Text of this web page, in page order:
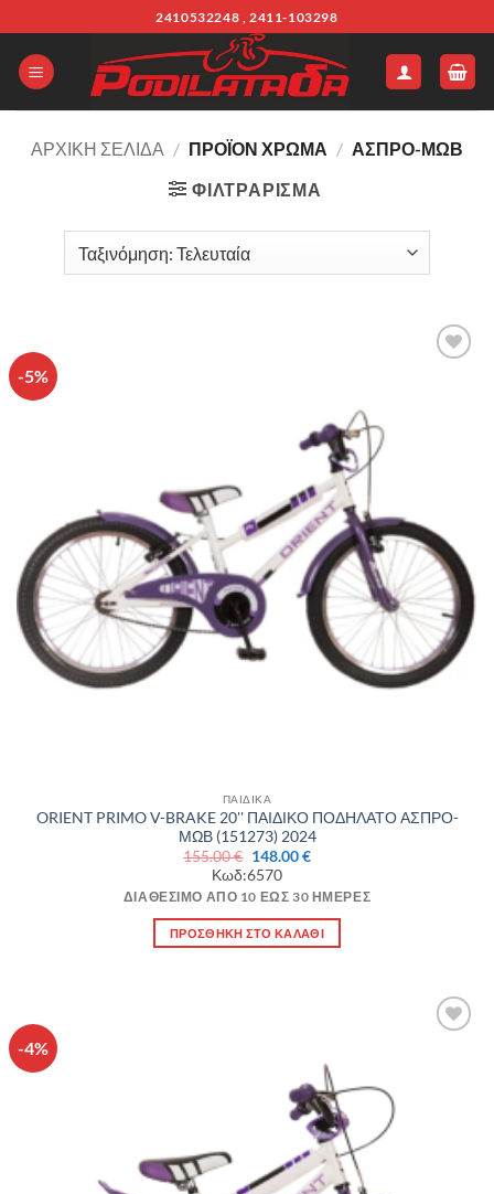
στο
περιεχόμενο
2410532248 , 2411-103298
ΑΡΧΙΚΉ ΣΕΛΊΔΑ / ΠΡΟΪΌΝ ΧΡΩΜΑ / ΑΣΠΡΟ-ΜΩΒ
ΦΙΛΤΡΆΡΙΣΜΑ
-5%
ΠΑΙΔΙΚΑ
ORIENT PRIMO V-BRAKE 20'' ΠΑΙΔΙΚΟ ΠΟΔΗΛΑΤΟ ΑΣΠΡΟ-
ΜΩΒ (151273) 2024
155.00€ Original
price
was:
155.00 €.
148.00€Η
είναι:
Κωδ:6570
ΔΙΑΘΈΣΙΜΟ ΑΠΌ 10 ΈΩΣ 30 ΗΜΈΡΕΣ
ΠΡΟΣΘΉΚΗ ΣΤΟ ΚΑΛΆΘΙ
-4%